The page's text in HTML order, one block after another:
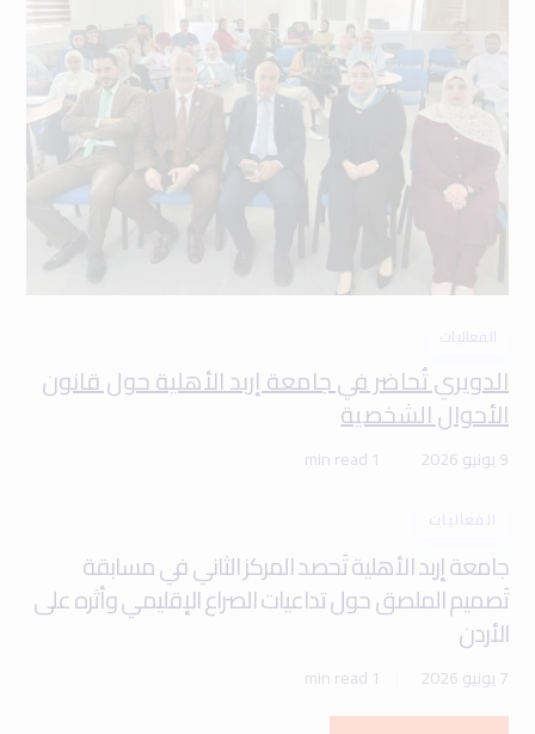
الفعاليات
الدويري تُحاضر في جامعة إربد الأهلية حول قانون
الأحوال الشخصية
9 يونيو 2026 1 min read
الفعاليات
جامعة إربد الأهلية تَحصد المركز الثاني في مسابقة
تَصميم الملصق حول تداعيات الصراع الإقليمي وأثره على
الأردن
7 يونيو 2026 1 min read